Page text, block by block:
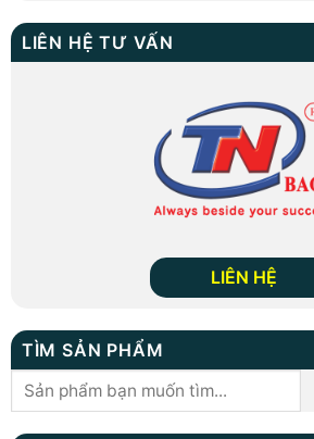
LIÊN HỆ TƯ VẤN
LIÊN HỆ
TÌM SẢN PHẨM
Tìm